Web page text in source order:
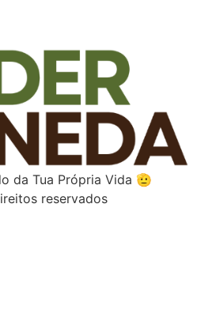
da Tua Própria Vida 🫡
reservados